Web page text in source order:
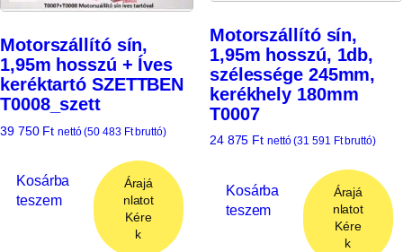
Motorszállító sín,
1,95m hosszú + Íves
keréktartó SZETTBEN
T0008_szett
39 750 Ft nettó (50 483 Ftbruttó)
Kosárba
teszem
Árajá
nlatot
Kére
k
Motorszállító sín,
1,95m hosszú, 1db,
szélessége 245mm,
kerékhely 180mm
T0007
24 875 Ft nettó (31 591 Ftbruttó)
Kosárba
teszem
Árajá
nlatot
Kére
k